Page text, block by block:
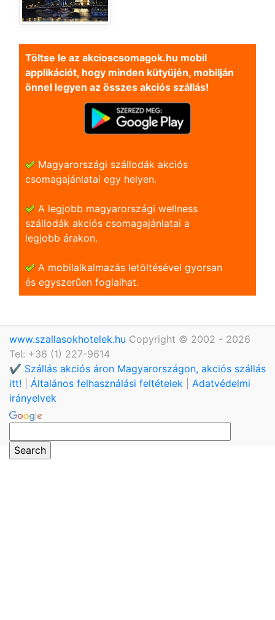
Töltse le az akcioscsomagok.hu mobil
applikációt, hogy minden kütyüjén, mobilján
önnel legyen az összes akciós szállás!
Magyarországi szállodák akciós
csomagajánlatai egy helyen.
A legjobb magyarországi wellness
szállodák akciós csomagajánlatai a
legjobb árakon.
A mobilalkalmazás letöltésével gyorsan
és egyszerũen foglalhat.
www.szallasokhotelek.hu Copyright © 2002 - 2026
Tel: +36 (1) 227-9614
✔️ Szállás akciós áron Magyarországon, akciós szállás
itt!
Általános felhasználási feltételek
Adatvédelmi
irányelvek